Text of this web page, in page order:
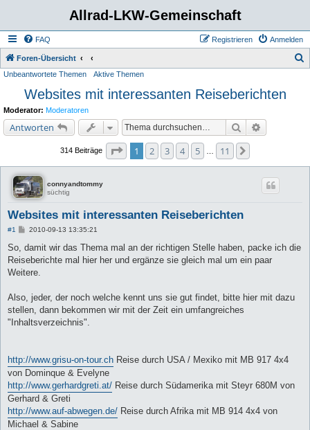
Allrad-LKW-Gemeinschaft
FAQ Anmelden
Registrieren
Foren-Übersicht
Unbeantwortete Themen Aktive Themen
Websites mit interessanten Reiseberichten
Moderator: Moderatoren
Antworten Suche
314 Beiträge Seite von
1 2 3 4 5 11
connyandtommy
süchtig
Websites mit interessanten Reiseberichten
#1
B
i
r
a
2010-09-13 13:35:21
So, damit wir das Thema mal an der richtigen Stelle haben, packe ich die
Reiseberichte mal hier her und ergänze sie gleich mal um ein paar
Weitere.
Also, jeder, der noch welche kennt uns sie gut findet, bitte hier mit dazu
stellen, dann bekommen wir mit der Zeit ein umfangreiches
"Inhaltsverzeichnis".
http://www.grisu-on-tour.ch Reise durch USA / Mexiko mit MB 917 4x4
von Dominque & Evelyne
http://www.gerhardgreti.at/ Reise durch Südamerika mit Steyr 680M von
Gerhard & Greti
http://www.auf-abwegen.de/ Reise durch Afrika mit MB 914 4x4 von
Michael & Sabine